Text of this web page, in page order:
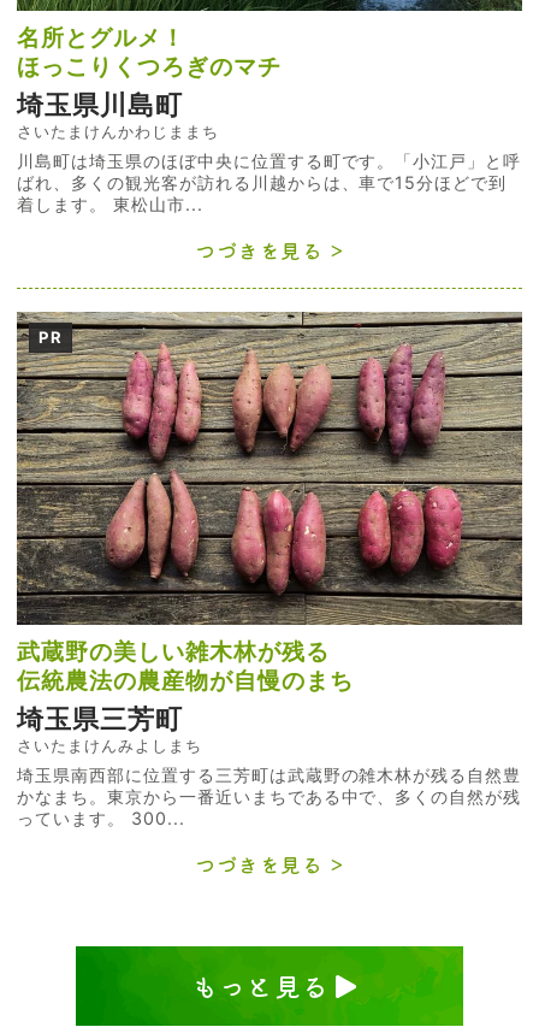
名所とグルメ！
ほっこりくつろぎのマチ
埼玉県川島町
さいたまけんかわじままち
川島町は埼玉県のほぼ中央に位置する町です。「小江戸」と呼
ばれ、多くの観光客が訪れる川越からは、車で15分ほどで到
着します。 東松山市...
つづきを見る
PR
武蔵野の美しい雑木林が残る
伝統農法の農産物が自慢のまち
埼玉県三芳町
さいたまけんみよしまち
埼玉県南西部に位置する三芳町は武蔵野の雑木林が残る自然豊
かなまち。東京から一番近いまちである中で、多くの自然が残
っています。 300...
つづきを見る
もっと見る